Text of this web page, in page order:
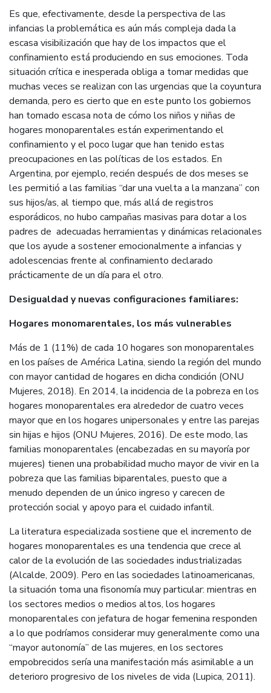
Es que, efectivamente, desde la perspectiva de las
infancias la problemática es aún más compleja dada la
escasa visibilización que hay de los impactos que el
confinamiento está produciendo en sus emociones. Toda
situación crítica e inesperada obliga a tomar medidas que
muchas veces se realizan con las urgencias que la coyuntura
demanda, pero es cierto que en este punto los gobiernos
han tomado escasa nota de cómo los niños y niñas de
hogares monoparentales están experimentando el
confinamiento y el poco lugar que han tenido estas
preocupaciones en las políticas de los estados. En
Argentina, por ejemplo, recién después de dos meses se
les permitió a las familias “dar una vuelta a la manzana” con
sus hijos/as, al tiempo que, más allá de registros
esporádicos, no hubo campañas masivas para dotar a los
padres de adecuadas herramientas y dinámicas relacionales
que los ayude a sostener emocionalmente a infancias y
adolescencias frente al confinamiento declarado
prácticamente de un día para el otro.
Desigualdad y nuevas configuraciones familiares:
Hogares monomarentales, los más vulnerables
Más de 1 (11%) de cada 10 hogares son monoparentales
en los países de América Latina, siendo la región del mundo
con mayor cantidad de hogares en dicha condición (ONU
Mujeres, 2018). En 2014, la incidencia de la pobreza en los
hogares monoparentales era alrededor de cuatro veces
mayor que en los hogares unipersonales y entre las parejas
sin hijas e hijos (ONU Mujeres, 2016). De este modo, las
familias monoparentales (encabezadas en su mayoría por
mujeres) tienen una probabilidad mucho mayor de vivir en la
pobreza que las familias biparentales, puesto que a
menudo dependen de un único ingreso y carecen de
protección social y apoyo para el cuidado infantil.
La literatura especializada sostiene que el incremento de
hogares monoparentales es una tendencia que crece al
calor de la evolución de las sociedades industrializadas
(Alcalde, 2009). Pero en las sociedades latinoamericanas,
la situación toma una fisonomía muy particular: mientras en
los sectores medios o medios altos, los hogares
monoparentales con jefatura de hogar femenina responden
a lo que podríamos considerar muy generalmente como una
“mayor autonomía” de las mujeres, en los sectores
empobrecidos sería una manifestación más asimilable a un
deterioro progresivo de los niveles de vida (Lupica, 2011).